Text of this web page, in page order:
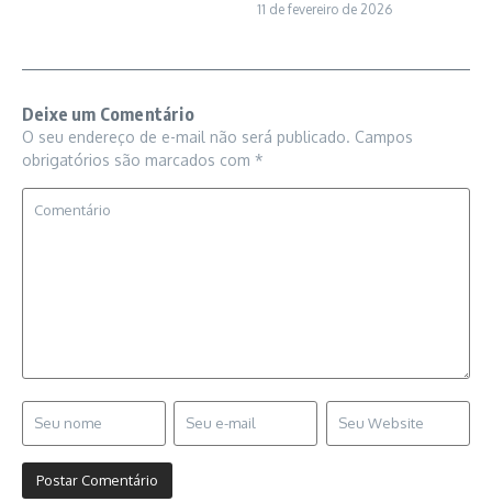
11 de fevereiro de 2026
Deixe um Comentário
O seu endereço de e-mail não será publicado. Campos
obrigatórios são marcados com *